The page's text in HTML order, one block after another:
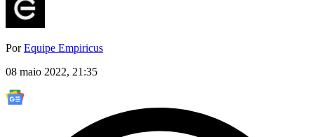
PorEquipe Empiricus
08 maio 2022, 21:35